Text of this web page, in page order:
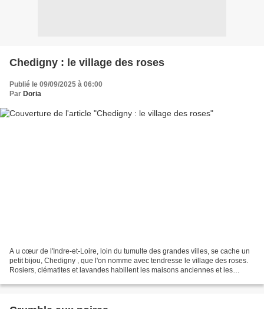
Chedigny : le village des roses
Publié le 09/09/2025 à 06:00
Par Doria
A u cœur de l'Indre-et-Loire, loin du tumulte des grandes villes, se cache un
petit bijou, Chedigny , que l'on nomme avec tendresse le village des roses.
Rosiers, clématites et lavandes habillent les maisons anciennes et les